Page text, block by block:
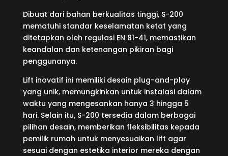
Dibuat dari bahan berkualitas tinggi, S-200
mematuhi standar keselamatan ketat yang
ditetapkan oleh regulasi EN 81-41, memastikan
keandalan dan ketenangan pikiran bagi
penggunanya.
Lift inovatif ini memiliki desain plug-and-play
yang unik, memungkinkan untuk instalasi dalam
waktu yang mengesankan hanya 3 hingga 5
hari. Selain itu, S-200 tersedia dalam berbagai
pilihan desain, memberikan fleksibilitas kepada
pemilik rumah untuk menyesuaikan lift agar
sesuai dengan estetika interior mereka dengan